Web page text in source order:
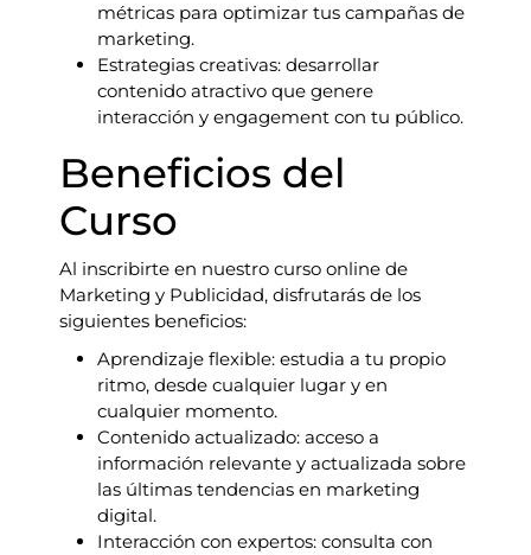
métricas para optimizar tus campañas de
marketing.
Estrategias creativas: desarrollar
contenido atractivo que genere
interacción y engagement con tu público.
Beneficios del
Curso
Al inscribirte en nuestro curso online de
Marketing y Publicidad, disfrutarás de los
siguientes beneficios:
Aprendizaje flexible: estudia a tu propio
ritmo, desde cualquier lugar y en
cualquier momento.
Contenido actualizado: acceso a
información relevante y actualizada sobre
las últimas tendencias en marketing
digital.
Interacción con expertos: consulta con